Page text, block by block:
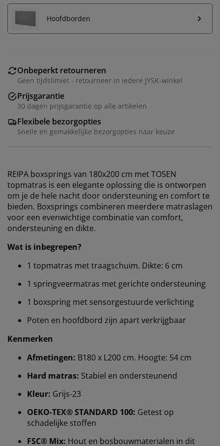
Hoofdborden
Onbeperkt retourneren
Geen tijdslimiet - retourneer in iedere JYSK-winkel
Prijsgarantie
30 dagen prijsgarantie op alle artikelen
Flexibele bezorgopties
Snelle en gemakkelijke bezorgopties naar keuze
REIPA boxsprings van 180x200 cm met TOSEN
topmatras is een elegante oplossing die is ontworpen
om je de hele nacht door ondersteuning en comfort te
bieden. Boxsprings combineren meerdere matraslagen
voor een evenwichtige combinatie van comfort,
ondersteuning en dikte.
Wat is inbegrepen?
1 topmatras met traagschuim. Dikte: 6 cm
1 springveermatras met gerichte ondersteuning
1 boxspring met sensorgestuurde verlichting
Poten en hoofdbord zijn apart verkrijgbaar
Kenmerken
Afmetingen: B180 x L200 cm. Hoogte: 54 cm
Hard matras: Stabiel en ondersteunend
Kleur: Grijs-23
OEKO-TEX® STANDARD 100: Getest op
schadelijke stoffen
FSC® Mix: Hout en bosbouwmaterialen in dit
Wij personaliseren jouw ervaring